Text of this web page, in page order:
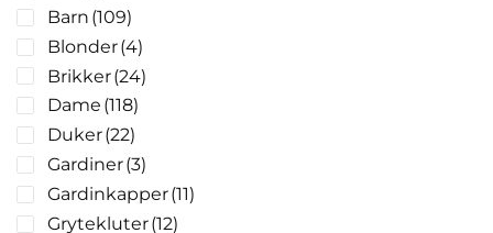
Barn (109)
Blonder(4)
Brikker(24)
Dame (118)
Duker(22)
Gardiner(3)
Gardinkapper(11)
Grytekluter(12)